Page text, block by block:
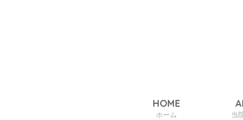
HOME
ホーム 当